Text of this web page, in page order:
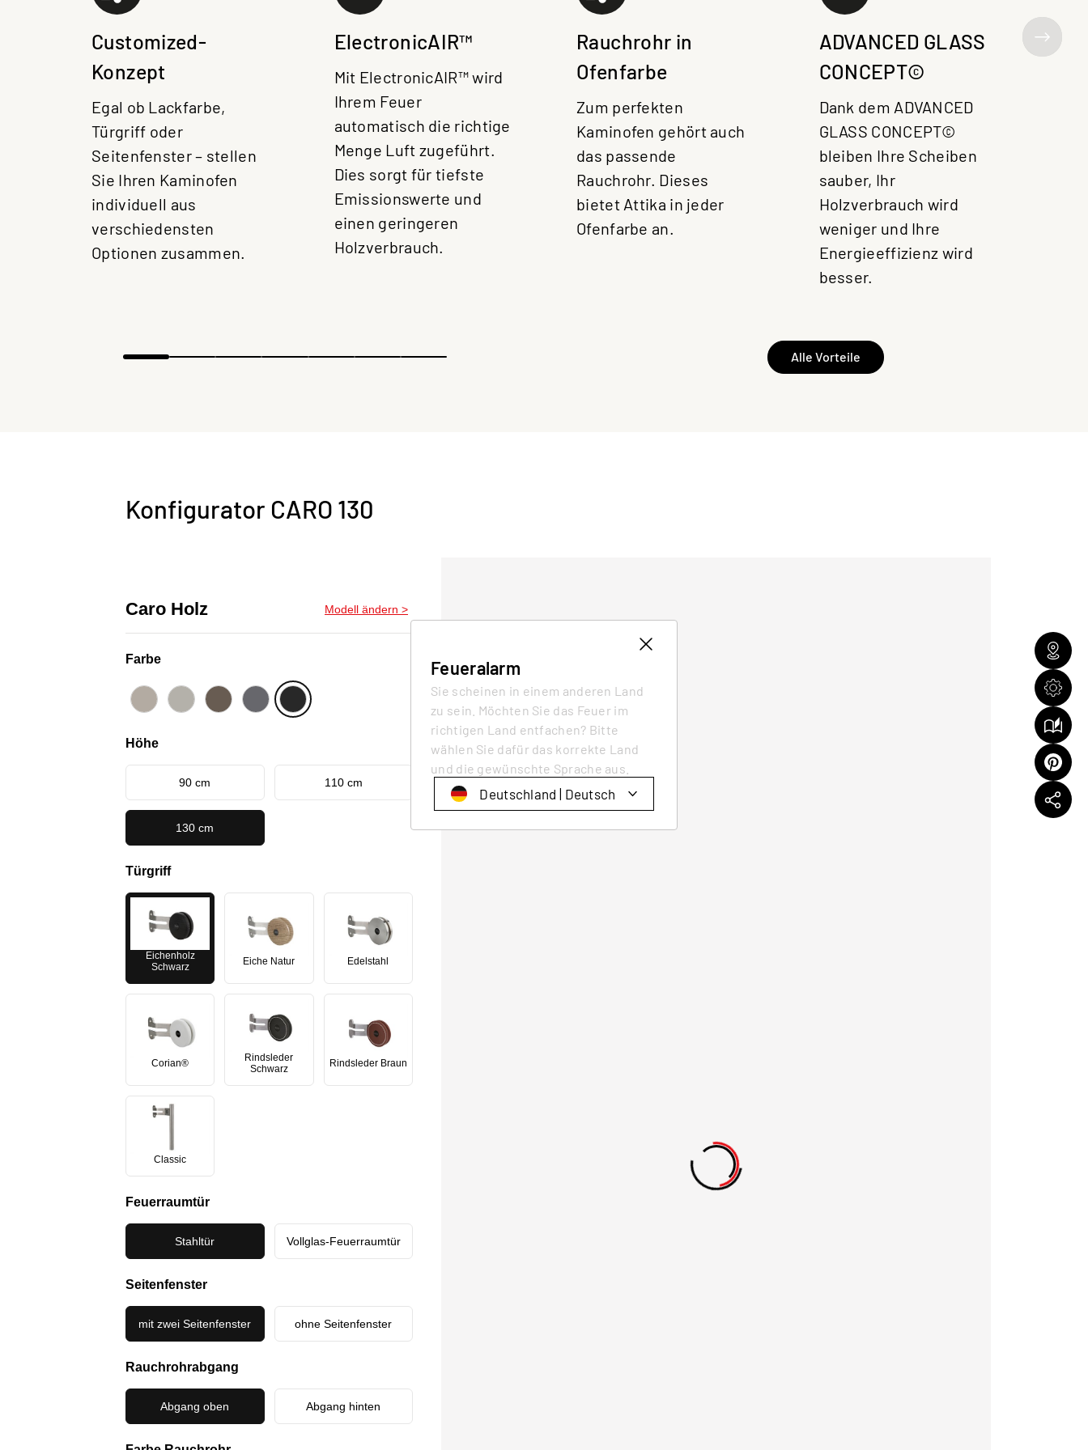
Feueralarm
Sie scheinen in einem anderen Land
zu sein. Möchten Sie das Feuer im
richtigen Land entfachen? Bitte
wählen Sie dafür das korrekte Land
und die gewünschte Sprache aus.
Deutschland | Deutsch
Schweiz | Deutsch
Customized-
Konzept
Egal ob Lackfarbe,
Türgriff oder
Seitenfenster – stellen
Sie Ihren Kaminofen
individuell aus
verschiedensten
Optionen zusammen.
ElectronicAIR™
Mit ElectronicAIR™ wird
Ihrem Feuer
automatisch die richtige
Menge Luft zugeführt.
Dies sorgt für tiefste
Emissionswerte und
einen geringeren
Holzverbrauch.
Rauchrohr in
Ofenfarbe
Zum perfekten
Kaminofen gehört auch
das passende
Rauchrohr. Dieses
bietet Attika in jeder
Ofenfarbe an.
ADVANCED GLASS
CONCEPT©
Dank dem ADVANCED
GLASS CONCEPT©
bleiben Ihre Scheiben
sauber, Ihr
Holzverbrauch wird
weniger und Ihre
Energieeffizienz wird
besser.
Alle Vorteile
Konfigurator CARO 130
Caro Holz Modell ändern >
Farbe
Höhe
90 cm 110 cm
130 cm
Türgriff
Eichenholz
Schwarz
Eiche Natur Edelstahl
Corian®
Rindsleder
Schwarz
Rindsleder Braun
Classic
Feuerraumtür
Stahltür Vollglas-Feuerraumtür
Seitenfenster
mit zwei Seitenfenster ohne Seitenfenster
Rauchrohrabgang
Abgang oben Abgang hinten